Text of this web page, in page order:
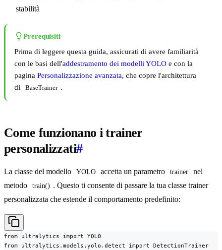
stabilità
Prerequisiti
Prima di leggere questa guida, assicurati di avere familiarità
con le basi dell'addestramento dei modelli YOLO e con la
pagina Personalizzazione avanzata, che copre l'architettura
di
BaseTrainer .
Come funzionano i trainer
personalizzati#
La classe del modello YOLO accetta un parametro trainer
nel
metodo
train() . Questo ti consente di passare la tua classe trainer
personalizzata che estende il comportamento predefinito:
from ultralytics import YOLO
from ultralytics.models.yolo.detect import DetectionTrainer